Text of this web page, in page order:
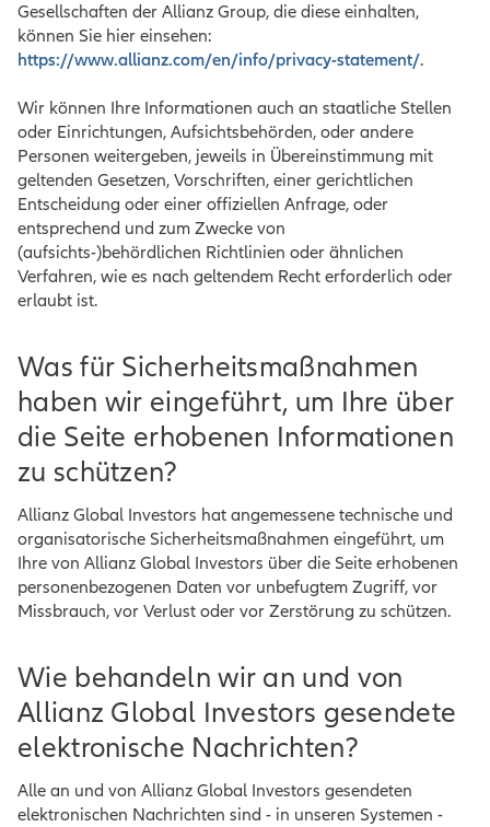
Gesellschaften der Allianz Group, die diese einhalten,
können Sie hier einsehen:
https://www.allianz.com/en/info/privacy-statement/.
Wir können Ihre Informationen auch an staatliche Stellen
oder Einrichtungen, Aufsichtsbehörden, oder andere
Personen weitergeben, jeweils in Übereinstimmung mit
geltenden Gesetzen, Vorschriften, einer gerichtlichen
Entscheidung oder einer offiziellen Anfrage, oder
entsprechend und zum Zwecke von
(aufsichts-)behördlichen Richtlinien oder ähnlichen
Verfahren, wie es nach geltendem Recht erforderlich oder
erlaubt ist.
Was für Sicherheitsmaßnahmen
haben wir eingeführt, um Ihre über
die Seite erhobenen Informationen
zu schützen?
Allianz Global Investors hat angemessene technische und
organisatorische Sicherheitsmaßnahmen eingeführt, um
Ihre von Allianz Global Investors über die Seite erhobenen
personenbezogenen Daten vor unbefugtem Zugriff, vor
Missbrauch, vor Verlust oder vor Zerstörung zu schützen.
Wie behandeln wir an und von
Allianz Global Investors gesendete
elektronische Nachrichten?
Alle an und von Allianz Global Investors gesendeten
elektronischen Nachrichten sind - in unseren Systemen -